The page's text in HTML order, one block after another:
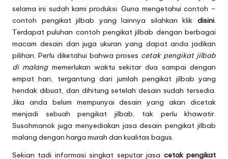
selama ini sudah kami produksi. Guna mengetahui contoh –
contoh pengikat jilbab yang lainnya silahkan klik disini.
Terdapat puluhan contoh pengikat jilbab dengan berbagai
macam desain dan juga ukuran yang dapat anda jadikan
pilihan. Perlu diketahui bahwa proses cetak pengikat jilbab
di malangmemerlukan waktu sekitar dua sampai dengan
empat hari, tergantung dari jumlah pengikat jilbab yang
hendak dibuat, dan dihitung setelah desain sudah tersedia.
Jika anda belum mempunyai desain yang akan dicetak
menjadi sebuah pengikat jilbab, tak perlu khawatir.
Susohmanok juga menyediakan jasa desain pengikat jilbab
malang dengan harga murah dan kualitas bagus.
Sekian tadi informasi singkat seputar jasa cetak pengikat